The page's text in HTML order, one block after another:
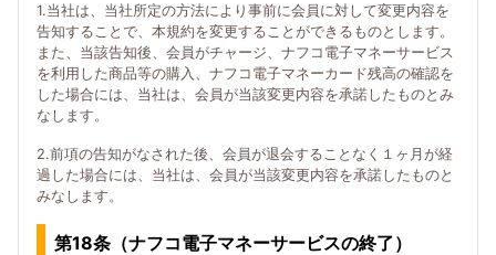
1.当社は、当社所定の方法により事前に会員に対して変更内容を
告知することで、本規約を変更することができるものとします。
また、当該告知後、会員がチャージ、ナフコ電子マネーサービス
を利用した商品等の購入、ナフコ電子マネーカード残高の確認を
した場合には、当社は、会員が当該変更内容を承諾したものとみ
なします。
2.前項の告知がなされた後、会員が退会することなく１ヶ月が経
過した場合には、当社は、会員が当該変更内容を承諾したものと
みなします。
第18条（ナフコ電子マネーサービスの終了）